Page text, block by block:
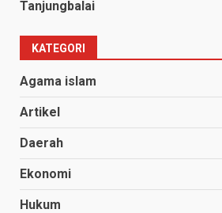
Tanjungbalai
KATEGORI
Agama islam
Artikel
Daerah
Ekonomi
Hukum